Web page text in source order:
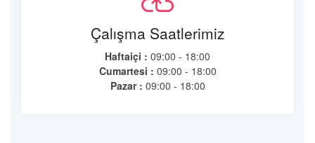
Çalışma Saatlerimiz
Haftaiçi : 09:00 - 18:00
Cumartesi : 09:00 - 18:00
Pazar : 09:00 - 18:00